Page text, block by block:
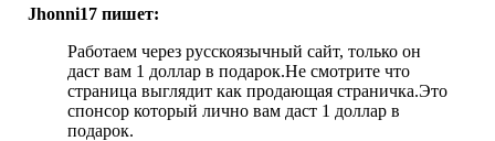
Jhonni17 пишет:
Работаем через русскоязычный сайт, только он
даст вам 1 доллар в подарок.Не смотрите что
страница выглядит как продающая страничка.Это
спонсор который лично вам даст 1 доллар в
подарок.